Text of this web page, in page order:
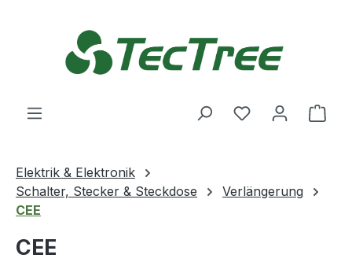
Du hast 0
Elektrik & Elektronik
Schalter, Stecker & Steckdose
Verlängerung
CEE
CEE